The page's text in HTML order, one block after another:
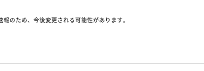
のため、今後変更される可能性があります。